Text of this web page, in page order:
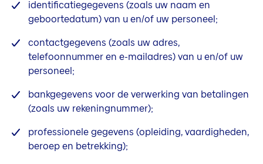
identificatiegegevens (zoals uw naam en
geboortedatum) van u en/of uw personeel;
contactgegevens (zoals uw adres,
telefoonnummer en e-mailadres) van u en/of uw
personeel;
bankgegevens voor de verwerking van betalingen
(zoals uw rekeningnummer);
professionele gegevens (opleiding, vaardigheden,
beroep en betrekking);